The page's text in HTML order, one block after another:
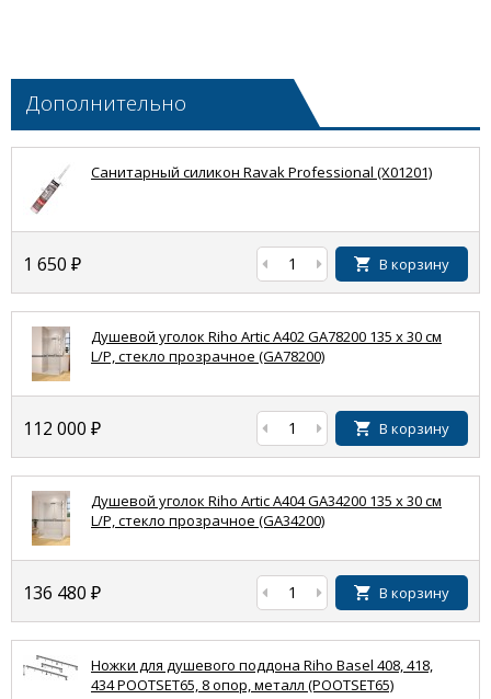
Дополнительно
Санитарный силикон Ravak Professional (X01201)
1 650 ₽ В корзину
Душевой уголок Riho Artic A402 GA78200 135 x 30 см
L/P, стекло прозрачное (GA78200)
112 000 ₽ В корзину
Душевой уголок Riho Artic A404 GA34200 135 x 30 см
L/P, стекло прозрачное (GA34200)
136 480 ₽ В корзину
Ножки для душевого поддона Riho Basel 408, 418,
434 POOTSET65, 8 опор, металл (POOTSET65)